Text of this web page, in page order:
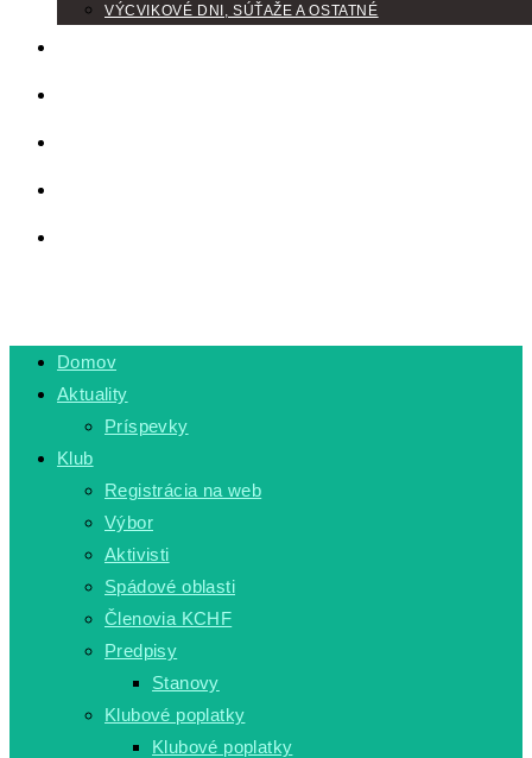
VÝCVIKOVÉ DNI, SÚŤAŽE A OSTATNÉ
Domov
Aktuality
Príspevky
Klub
Registrácia na web
Výbor
Aktivisti
Spádové oblasti
Členovia KCHF
Predpisy
Stanovy
Klubové poplatky
Klubové poplatky